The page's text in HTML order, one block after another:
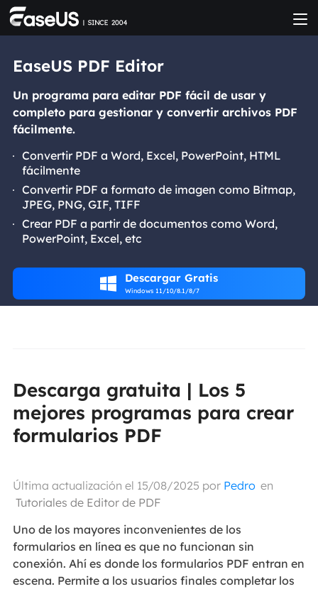
EaseUS PDF Editor
Un programa para editar PDF fácil de usar y
completo para gestionar y convertir archivos PDF
fácilmente.
Convertir PDF a Word, Excel, PowerPoint, HTML
fácilmente
Convertir PDF a formato de imagen como Bitmap,
JPEG, PNG, GIF, TIFF
Crear PDF a partir de documentos como Word,
PowerPoint, Excel, etc
 Descargar Gratis
Windows 11/10/8.1/8/7
Descarga gratuita | Los 5
mejores programas para crear
formularios PDF
Última actualización el 15/08/2025 por Pedro en
Tutoriales de Editor de PDF
Uno de los mayores inconvenientes de los
formularios en línea es que no funcionan sin
conexión. Ahí es donde los formularios PDF entran en
escena. Permite a los usuarios finales completar los